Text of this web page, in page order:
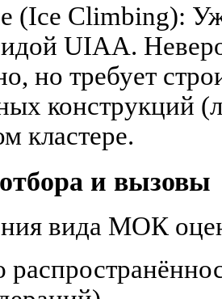
(Ice Climbing):
UIAA.
но требует
конструкций
кластере.
и вызовы
вида МОК